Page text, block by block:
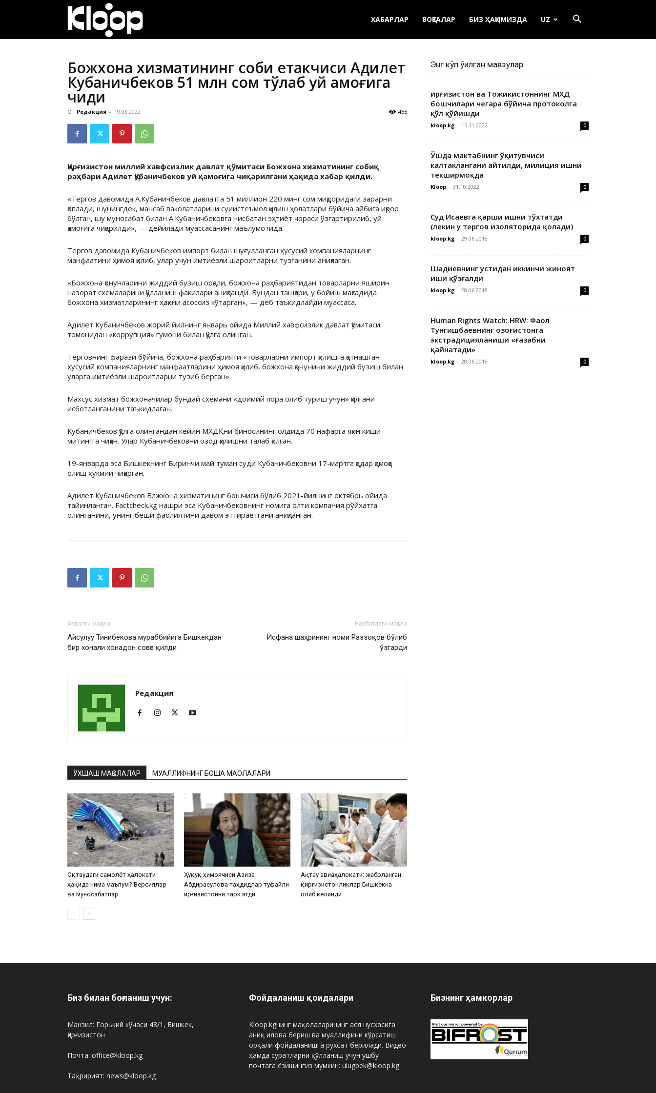
ХАБАРЛАР ВОҚЕАЛАР БИЗ ҲАҚИМИЗДА UZ
Божхона хизматининг собиқ етакчиси Адилет
Кубаничбеков 51 млн сом тўлаб уй қамоғига
чиқди
От Редакция - 19.03.2022 455
Қирғизистон миллий хавфсизлик давлат қўмитаси Божхона хизматининг собиқ
раҳбари Адилет Қубаничбеков уй қамоғига чиқарилгани ҳақида хабар қилди.
«Тергов давомида А.Кубаничбеков давлатга 51 миллион 220 минг сом миқдоридаги зарарни
қоплади, шунингдек, мансаб ваколатларини суиистеъмол қилиш ҳолатлари бўйича айбига иқрор
бўлган, шу муносабат билан А.Кубаничбековга нисбатан эҳтиёт чораси ўзгартирилиб, уй
қамоғига чиқарилди», — дейилади муассасанинг маълумотида.
Тергов давомида Кубаничбеков импорт билан шуғулланган ҳусусий компанияларнинг
манфаатини ҳимоя қилиб, улар учун имтиёзли шароитларни тузганини аниқлаган.
«Божхона қонунларини жиддий бузиш орқали, божхона раҳбариятидан товарларни яширин
назорат схемаларини қўлланиш факилари аниқланди. Бундан ташқари, у бойиш мақсадида
божхона хизматларининг ҳақини асоссиз кўтарган», — деб таъкидлайди муассаса.
Адилет Кубаничбеков жорий йилнинг январь ойида Миллий хавфсизлик давлат қўмитаси
томонидан «коррупция» гумони билан қўлга олинган.
Терговнинг фарази бўйича, божхона раҳбарияти «товарларни импорт қилишга қатнашган
ҳусусий компанияларнинг манфаатларини ҳимоя қилиб, божхона қонунини жиддий бузиш билан
уларга имтиёзли шароитларни тузиб берган».
Махсус хизмат божхоначилар бундай схемани «доимий пора олиб туриш учун» қилгани
исботланганини таъкидлаган.
Кубаничбеков қўлга олингандан кейин МХДҚни биносининг олдида 70 нафарга яқин киши
митингга чиққан. Улар Кубаничбековни озод қилишни талаб қилган.
19-январда эса Бишкекнинг Биринчи май туман суди Кубаничбековни 17-мартга қадар қамоққа
олиш ҳукмии чиқарган.
Адилет Кубаничбеков Блжхона хизматининг бошчиси бўлиб 2021-йилнинг октябрь ойида
тайинланган. Factcheck.kg нашри эса Кубаничбековнинг номига олти компания рўйхатга
олинганини, унинг беши фаолиятини давом эттираётгани аниқланган.
Аввалги мақола
Айсулуу Тинибекова мураббийига Бишкекдан
бир хонали хонадон совға қилди
Навбатдаги мақола
Исфана шаҳрининг номи Раззоқов бўлиб
ўзгарди
Редакция
ЎХШАШ МАҚОЛАЛАР МУАЛЛИФНИНГ БОШҚА МАҚОЛАЛАРИ
Оқтаудаги самолёт ҳалокати
ҳақида нима маълум? Версиялар
ва муносабатлар
Ҳуқуқ ҳимоячиси Азиза
Абдирасулова таҳдидлар туфайли
Қирғизистонни тарк этди
Ақтау авиаҳалокати: жабрланган
қирғизистонликлар Бишкекка
олиб келинди
Энг кўп ўқилган мавзулар
Қирғизистон ва Тожикистоннинг МХДҚ
бошчилари чегара бўйича протоколга
қўл қўйишди
kloop.kg - 15.11.2022 0
Ўшда мактабнинг ўқитувчиси
калтаклангани айтилди, милиция ишни
текширмоқда
Kloop - 31.10.2022 0
Суд Исаевга қарши ишни тўхтатди
(лекин у тергов изоляторида қолади)
kloop.kg - 29.06.2018 0
Шадиевнинг устидан иккинчи жиноят
иши қўзғалди
kloop.kg - 28.06.2018 0
Human Rights Watch: HRW: Фаол
Тунгишбаевнинг Қозоғистонга
экстрадицияланиши «ғазабни
қайнатади»
kloop.kg - 28.06.2018 0
Биз билан боғланиш учун:
Манзил: Горький кўчаси 48/1, Бишкек,
Қирғизистон
Почта: office@kloop.kg
Таҳририят: news@kloop.kg
Фойдаланиш қоидалари
Kloop.kgнинг мақолаларининг асл нусхасига
аниқ илова бериш ва муаллифини кўрсатиш
орқали фойдаланишга рухсат берилади. Видео
ҳамда суратларни қўлланиш учун ушбу
почтага ёзишингиз мумкин: ulugbek@kloop.kg
Бизнинг ҳамкорлар